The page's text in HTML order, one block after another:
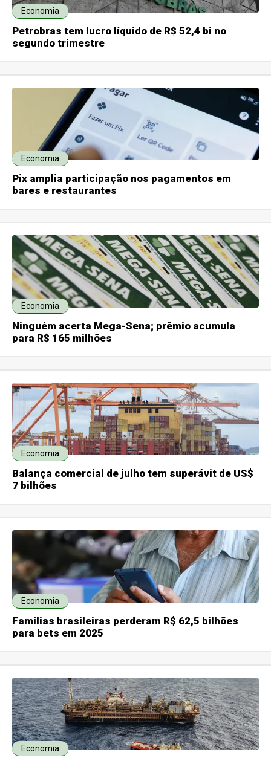
Economia
Petrobras tem lucro líquido de R$ 52,4 bi no
segundo trimestre
Economia
Pix amplia participação nos pagamentos em
bares e restaurantes
Economia
Ninguém acerta Mega-Sena; prêmio acumula
para R$ 165 milhões
Economia
Balança comercial de julho tem superávit de US$
7 bilhões
Economia
Famílias brasileiras perderam R$ 62,5 bilhões
para bets em 2025
Economia